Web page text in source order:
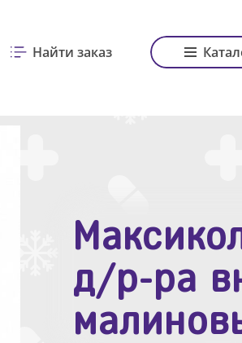
Найти заказ
д/р-ра
Зодак
№10